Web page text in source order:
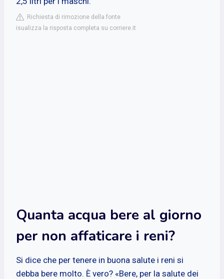
Richiesta di rimozione della fonte
isualizza la risposta completa su corriere.it
Quanta acqua bere al giorno
per non affaticare i reni?
Si dice che per tenere in buona salute i reni si
debba bere molto. È vero? «Bere, per la salute dei